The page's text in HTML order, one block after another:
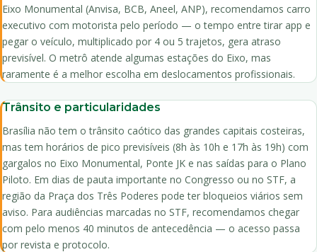
Eixo Monumental (Anvisa, BCB, Aneel, ANP), recomendamos carro
executivo com motorista pelo período — o tempo entre tirar app e
pegar o veículo, multiplicado por 4 ou 5 trajetos, gera atraso
previsível. O metrô atende algumas estações do Eixo, mas
raramente é a melhor escolha em deslocamentos profissionais.
Trânsito e particularidades
Brasília não tem o trânsito caótico das grandes capitais costeiras,
mas tem horários de pico previsíveis (8h às 10h e 17h às 19h) com
gargalos no Eixo Monumental, Ponte JK e nas saídas para o Plano
Piloto. Em dias de pauta importante no Congresso ou no STF, a
região da Praça dos Três Poderes pode ter bloqueios viários sem
aviso. Para audiências marcadas no STF, recomendamos chegar
com pelo menos 40 minutos de antecedência — o acesso passa
por revista e protocolo.